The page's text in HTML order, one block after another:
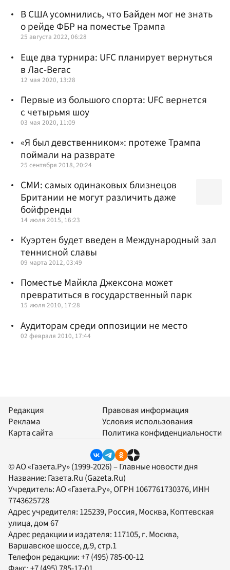
В США усомнились, что Байден мог не знать
о рейде ФБР на поместье Трампа
25 августа 2022, 06:28
Еще два турнира: UFC планирует вернуться
в Лас-Вегас
12 мая 2020, 13:28
Первые из большого спорта: UFC вернется
с четырьмя шоу
03 мая 2020, 11:09
«Я был девственником»: протеже Трампа
поймали на разврате
25 сентября 2018, 20:24
СМИ: самых одинаковых близнецов
Британии не могут различить даже
бойфренды
14 июля 2015, 16:23
Куэртен будет введен в Международный зал
теннисной славы
09 марта 2012, 03:49
Поместье Майкла Джексона может
превратиться в государственный парк
15 июля 2010, 17:28
Аудиторам среди оппозиции не место
02 февраля 2010, 17:44
Редакция
Реклама
Карта сайта
Правовая информация
Условия использования
Политика конфиденциальности
© АО «Газета.Ру» (1999-2026) – Главные новости дня
Название: Газета.Ru (Gazeta.Ru)
Учредитель:АО «Газета.Ру», ОГРН 1067761730376, ИНН
7743625728
Адрес учредителя: 125239, Россия, Москва, Коптевская
улица, дом 67
Адрес редакции и издателя: 117105, г. Москва,
Варшавское шоссе, д.9, стр.1
Телефон редакции:+7 (495) 785-00-12